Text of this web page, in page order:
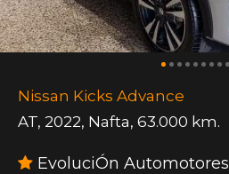
Nissan Kicks Advance
AT, 2022, Nafta, 63.000 km.
EvoluciÓn Automotores